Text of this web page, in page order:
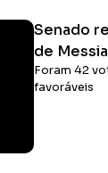
Senado
de
Foram 42
favoráveis